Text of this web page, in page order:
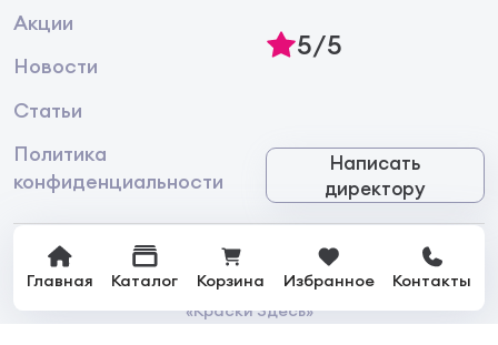
Главная Каталог Корзина Избранное Контакты
Акции
Новости
Статьи
Политика
конфиденциальности
5/5
Написать
директору
© 2026 Интернет-магазин лакокрасочной продукции
«Краски Здесь»